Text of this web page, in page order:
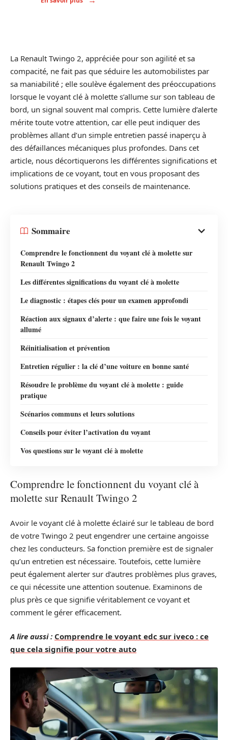
La Renault Twingo 2, appréciée pour son agilité et sa
compacité, ne fait pas que séduire les automobilistes par
sa maniabilité ; elle soulève également des préoccupations
lorsque le voyant clé à molette s’allume sur son tableau de
bord, un signal souvent mal compris. Cette lumière d’alerte
mérite toute votre attention, car elle peut indiquer des
problèmes allant d’un simple entretien passé inaperçu à
des défaillances mécaniques plus profondes. Dans cet
article, nous décortiquerons les différentes significations et
implications de ce voyant, tout en vous proposant des
solutions pratiques et des conseils de maintenance.
Sommaire
Comprendre le fonctionnent du voyant clé à molette sur
Renault Twingo 2
Les différentes significations du voyant clé à molette
Le diagnostic : étapes clés pour un examen approfondi
Réaction aux signaux d’alerte : que faire une fois le voyant
allumé
Réinitialisation et prévention
Entretien régulier : la clé d’une voiture en bonne santé
Résoudre le problème du voyant clé à molette : guide
pratique
Scénarios communs et leurs solutions
Conseils pour éviter l’activation du voyant
Vos questions sur le voyant clé à molette
Comprendre le fonctionnent du voyant clé à
molette sur Renault Twingo 2
Avoir le voyant clé à molette éclairé sur le tableau de bord
de votre Twingo 2 peut engendrer une certaine angoisse
chez les conducteurs. Sa fonction première est de signaler
qu’un entretien est nécessaire. Toutefois, cette lumière
peut également alerter sur d’autres problèmes plus graves,
ce qui nécessite une attention soutenue. Examinons de
plus près ce que signifie véritablement ce voyant et
comment le gérer efficacement.
A lire aussi : Comprendre le voyant edc sur iveco : ce
que cela signifie pour votre auto